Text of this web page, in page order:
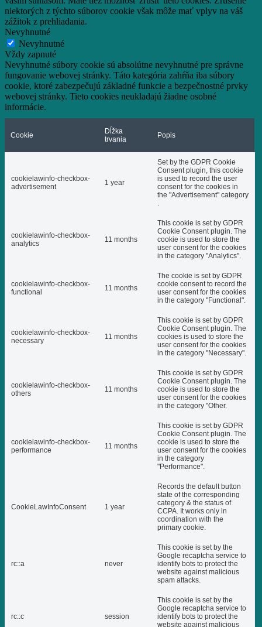
niektorých z týchto súborov cookie však môže mať vplyv na váš
zážitok z prehliadania.
Nevyhnutné
Nevyhnutné
Vždy zapnuté
Nevyhnutné súbory cookie sú absolútne nevyhnutné pre správne
fungovanie webovej stránky. Táto kategória zahŕňa iba súbory
cookie, ktoré zabezpečujú základné funkcie a bezpečnostné prvky
webovej stránky. Tieto cookies neukladajú žiadne osobné
informácie.
Cookie
Dĺžka
trvania
Popis
cookielawinfo-checkbox-
advertisement
1 year
Set by the GDPR Cookie
Consent plugin, this cookie
is used to record the user
consent for the cookies in
the "Advertisement" category
.
cookielawinfo-checkbox-
analytics
11 months
This cookie is set by GDPR
Cookie Consent plugin. The
cookie is used to store the
user consent for the cookies
in the category "Analytics".
cookielawinfo-checkbox-
functional
11 months
The cookie is set by GDPR
cookie consent to record the
user consent for the cookies
in the category "Functional".
cookielawinfo-checkbox-
necessary
11 months
This cookie is set by GDPR
Cookie Consent plugin. The
cookies is used to store the
user consent for the cookies
in the category "Necessary".
cookielawinfo-checkbox-
others
11 months
This cookie is set by GDPR
Cookie Consent plugin. The
cookie is used to store the
user consent for the cookies
in the category "Other.
cookielawinfo-checkbox-
performance
11 months
This cookie is set by GDPR
Cookie Consent plugin. The
cookie is used to store the
user consent for the cookies
in the category
"Performance".
CookieLawInfoConsent 1 year
Records the default button
state of the corresponding
category & the status of
CCPA. It works only in
coordination with the
primary cookie.
rc::a never
This cookie is set by the
Google recaptcha service to
identify bots to protect the
website against malicious
spam attacks.
rc::c session
This cookie is set by the
Google recaptcha service to
identify bots to protect the
website against malicious